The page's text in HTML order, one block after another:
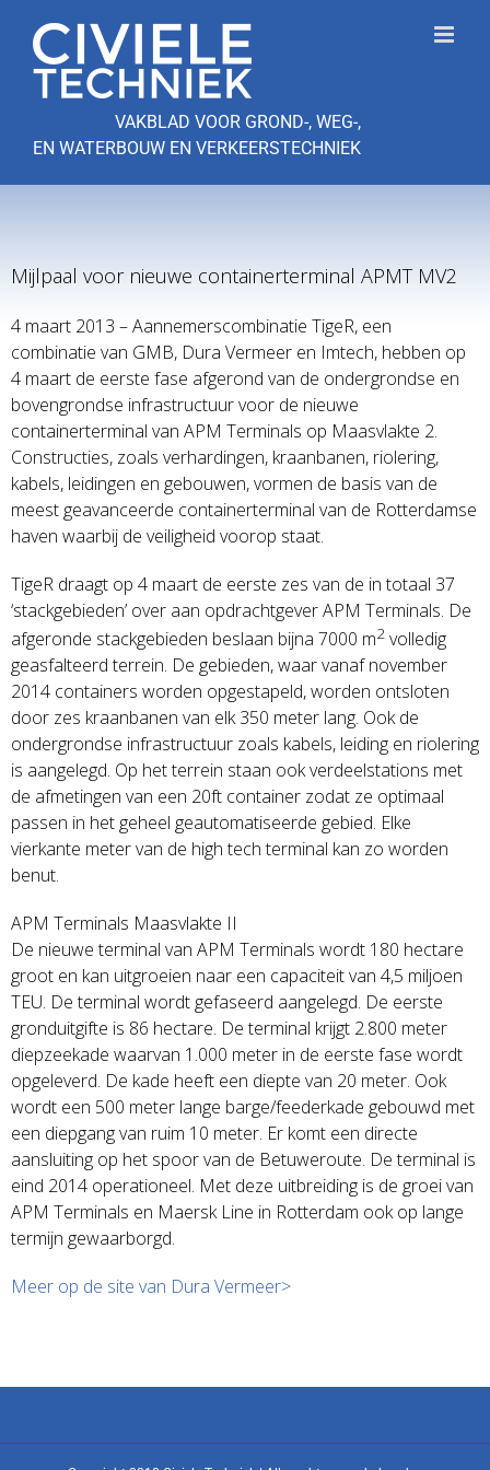
naar
inhoud
VAKBLAD VOOR GROND-, WEG-,
EN WATERBOUW EN VERKEERSTECHNIEK
Mijlpaal voor nieuwe containerterminal APMT MV2
4 maart 2013 – Aannemerscombinatie TigeR, een
combinatie van GMB, Dura Vermeer en Imtech, hebben op
4 maart de eerste fase afgerond van de ondergrondse en
bovengrondse infrastructuur voor de nieuwe
containerterminal van APM Terminals op Maasvlakte 2.
Constructies, zoals verhardingen, kraanbanen, riolering,
kabels, leidingen en gebouwen, vormen de basis van de
meest geavanceerde containerterminal van de Rotterdamse
haven waarbij de veiligheid voorop staat.
TigeR draagt op 4 maart de eerste zes van de in totaal 37
‘stackgebieden’ over aan opdrachtgever APM Terminals. De
afgeronde stackgebieden beslaan bijna 7000 m2 volledig
geasfalteerd terrein. De gebieden, waar vanaf november
2014 containers worden opgestapeld, worden ontsloten
door zes kraanbanen van elk 350 meter lang. Ook de
ondergrondse infrastructuur zoals kabels, leiding en riolering
is aangelegd. Op het terrein staan ook verdeelstations met
de afmetingen van een 20ft container zodat ze optimaal
passen in het geheel geautomatiseerde gebied. Elke
vierkante meter van de high tech terminal kan zo worden
benut.
APM Terminals Maasvlakte II
De nieuwe terminal van APM Terminals wordt 180 hectare
groot en kan uitgroeien naar een capaciteit van 4,5 miljoen
TEU. De terminal wordt gefaseerd aangelegd. De eerste
gronduitgifte is 86 hectare. De terminal krijgt 2.800 meter
diepzeekade waarvan 1.000 meter in de eerste fase wordt
opgeleverd. De kade heeft een diepte van 20 meter. Ook
wordt een 500 meter lange barge/feederkade gebouwd met
een diepgang van ruim 10 meter. Er komt een directe
aansluiting op het spoor van de Betuweroute. De terminal is
eind 2014 operationeel. Met deze uitbreiding is de groei van
APM Terminals en Maersk Line in Rotterdam ook op lange
termijn gewaarborgd.
Meer op de site van Dura Vermeer>